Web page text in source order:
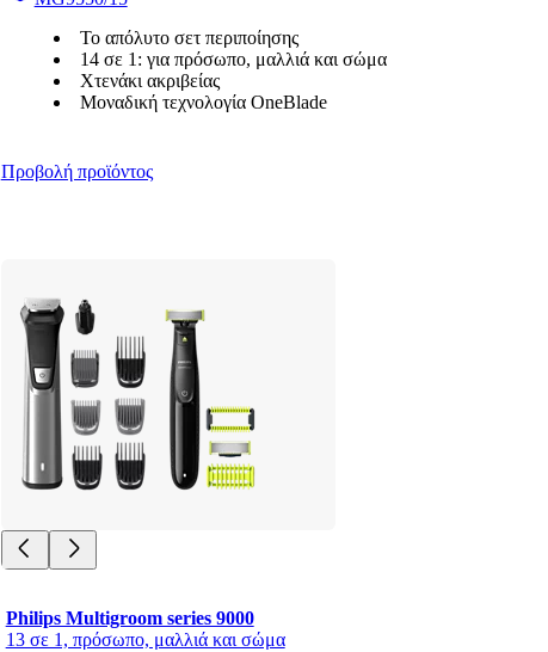
Το απόλυτο σετ περιποίησης
14 σε 1: για πρόσωπο, μαλλιά και σώμα
Χτενάκι ακριβείας
Μοναδική τεχνολογία OneBlade
Προβολή προϊόντος
Philips Multigroom series 9000
13 σε 1, πρόσωπο, μαλλιά και σώμα